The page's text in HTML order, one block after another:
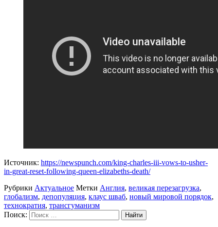
Источник: https://newspunch.com/king-charles-iii-vows-to-usher-
in-great-reset-following-queen-elizabeths-death/
Рубрики Актуальное Метки Англия, великая перезагрузка,
глобализм, депопуляция, клаус шваб, новый мировой порядок,
технократия, трансгуманизм
Поиск: